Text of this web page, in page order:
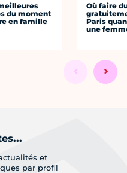
du moment
en famille
Où faire
Paris
une
et
par profil